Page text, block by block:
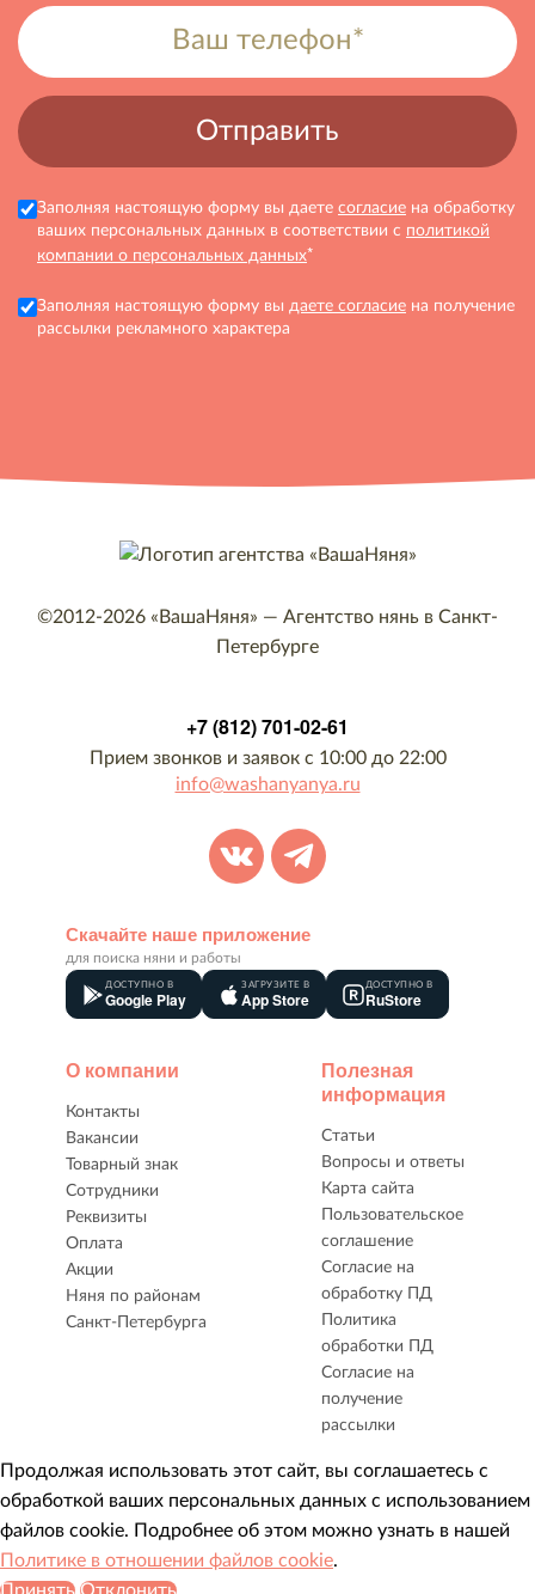
Заполняя настоящую форму вы даете согласие на обработку
ваших персональных данных в соответствии с политикой
компании о персональных данных*
Заполняя настоящую форму вы даете согласие на получение
рассылки рекламного характера
©2012-2026 «ВашаНяня» — Агентство нянь в Санкт-
Петербурге
+7 (812) 701-02-61
Прием звонков и заявок с 10:00 до 22:00
info@washanyanya.ru
Скачайте наше приложение
для поиска няни и работы
ДОСТУПНО В
Google Play
ЗАГРУЗИТЕ В
App Store
ДОСТУПНО В
RuStore
О компании
Контакты
Вакансии
Товарный знак
Сотрудники
Реквизиты
Оплата
Акции
Няня по районам
Санкт-Петербурга
Полезная
информация
Статьи
Вопросы и ответы
Карта сайта
Пользовательское
соглашение
Согласие на
обработку ПД
Политика
обработки ПД
Согласие на
получение
рассылки
Продолжая использовать этот сайт, вы соглашаетесь с
обработкой ваших персональных данных с использованием
файлов cookie. Подробнее об этом можно узнать в нашей
Политике в отношении файлов cookie.